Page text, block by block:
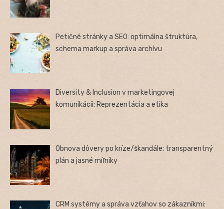
Petičné stránky a SEO: optimálna štruktúra,
schema markup a správa archívu
Diversity & Inclusion v marketingovej
komunikácii: Reprezentácia a etika
Obnova dôvery po kríze/škandále: transparentný
plán a jasné míľniky
CRM systémy a správa vzťahov so zákazníkmi: